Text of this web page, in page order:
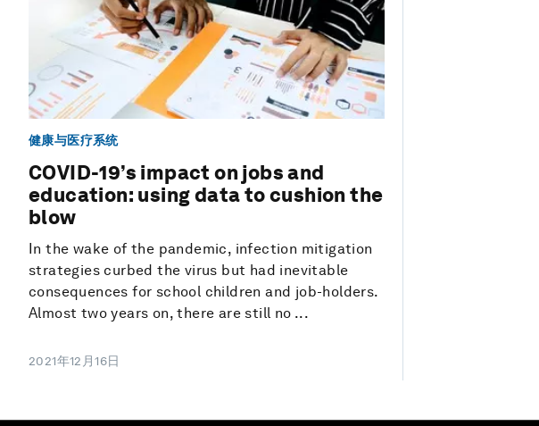
健康与医疗系统
COVID-19’s impact on jobs and
education: using data to cushion the
blow
In the wake of the pandemic, infection mitigation
strategies curbed the virus but had inevitable
consequences for school children and job-holders.
Almost two years on, there are still no ...
2021年12月16日